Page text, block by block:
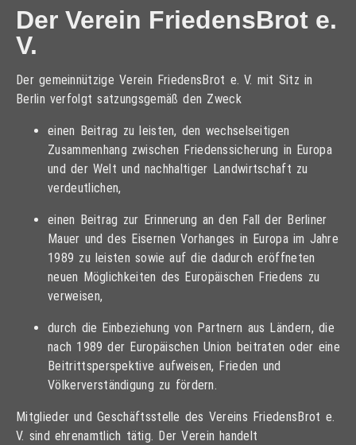
Der Verein FriedensBrot e.
V.
Der gemeinnützige Verein FriedensBrot e. V. mit Sitz in
Berlin verfolgt satzungsgemäß den Zweck
einen Beitrag zu leisten, den wechselseitigen
Zusammenhang zwischen Friedenssicherung in Europa
und der Welt und nachhaltiger Landwirtschaft zu
verdeutlichen,
einen Beitrag zur Erinnerung an den Fall der Berliner
Mauer und des Eisernen Vorhanges in Europa im Jahre
1989 zu leisten sowie auf die dadurch eröffneten
neuen Möglichkeiten des Europäischen Friedens zu
verweisen,
durch die Einbeziehung von Partnern aus Ländern, die
nach 1989 der Europäischen Union beitraten oder eine
Beitrittsperspektive aufweisen, Frieden und
Völkerverständigung zu fördern.
Mitglieder und Geschäftsstelle des Vereins FriedensBrot e.
V. sind ehrenamtlich tätig. Der Verein handelt